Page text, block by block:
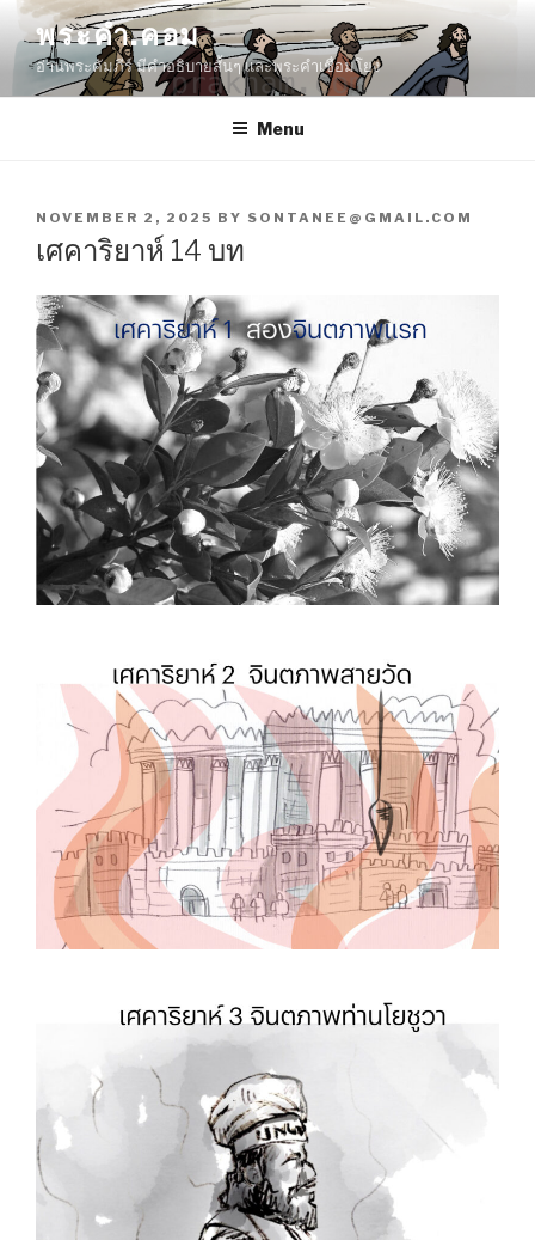
Skip
content
พระคำ.คอม
อ่านพระคัมภีร์ มีคำอธิบายสั้นๆ และพระคำเชื่อมโยง
Menu
POSTED
NOVEMBER 2, 2025 BY SONTANEE@GMAIL.COM
เศคาริยาห์ 14 บท